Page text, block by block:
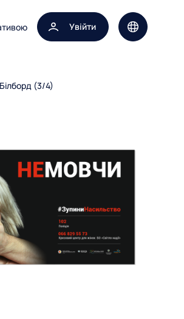
Увійти Вибір мови
(3/4)